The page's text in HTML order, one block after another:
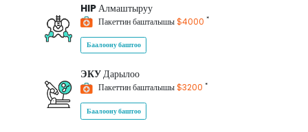
HIPАлмаштыруу
Пакеттин башталышы$4000 *
Баалоону баштоо
ЭКУДарылоо
Пакеттин башталышы$3200 *
Баалоону баштоо